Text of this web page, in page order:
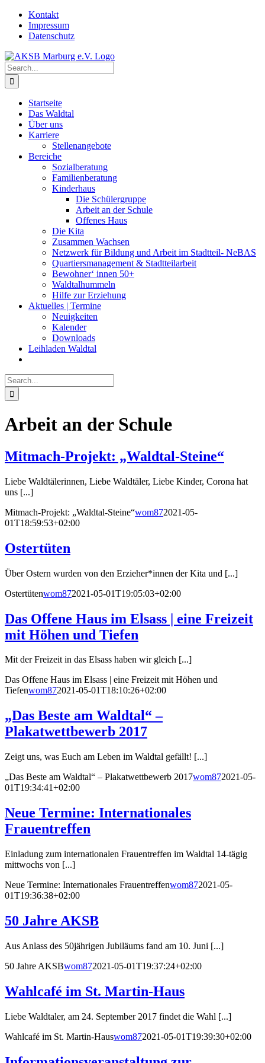
Skip
content
Kontakt
Impressum
Datenschutz
Search
for:
Startseite
Das Waldtal
Über uns
Karriere
Stellenangebote
Bereiche
Sozialberatung
Familienberatung
Kinderhaus
Die Schülergruppe
Arbeit an der Schule
Offenes Haus
Die Kita
Zusammen Wachsen
Netzwerk für Bildung und Arbeit im Stadtteil- NeBAS
Quartiersmanagement & Stadtteilarbeit
Bewohner‘ innen 50+
Waldtalhummeln
Hilfe zur Erziehung
Aktuelles | Termine
Neuigkeiten
Kalender
Downloads
Leihladen Waldtal
Search
for:
Arbeit an der Schule
Mitmach-Projekt: „Waldtal-Steine“
Liebe Waldtälerinnen, Liebe Waldtäler, Liebe Kinder, Corona hat
uns [...]
Mitmach-Projekt: „Waldtal-Steine“wom872021-05-
01T18:59:53+02:00
Ostertüten
Über Ostern wurden von den Erzieher*innen der Kita und [...]
Ostertütenwom872021-05-01T19:05:03+02:00
Das Offene Haus im Elsass | eine Freizeit
mit Höhen und Tiefen
Mit der Freizeit in das Elsass haben wir gleich [...]
Das Offene Haus im Elsass | eine Freizeit mit Höhen und
Tiefenwom872021-05-01T18:10:26+02:00
„Das Beste am Waldtal“ –
Plakatwettbewerb 2017
Zeigt uns, was Euch am Leben im Waldtal gefällt! [...]
„Das Beste am Waldtal“ – Plakatwettbewerb 2017wom872021-05-
01T19:34:41+02:00
Neue Termine: Internationales
Frauentreffen
Einladung zum internationalen Frauentreffen im Waldtal 14-tägig
mittwochs von [...]
Neue Termine: Internationales Frauentreffenwom872021-05-
01T19:36:38+02:00
50 Jahre AKSB
Aus Anlass des 50jährigen Jubiläums fand am 10. Juni [...]
50 Jahre AKSBwom872021-05-01T19:37:24+02:00
Wahlcafé im St. Martin-Haus
Liebe Waldtaler, am 24. September 2017 findet die Wahl [...]
Wahlcafé im St. Martin-Hauswom872021-05-01T19:39:30+02:00